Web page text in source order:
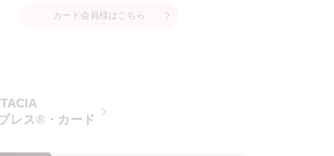
カード会員様はこちら
レス®・カード